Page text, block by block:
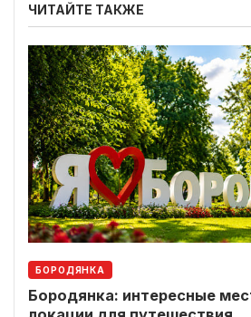
ЧИТАЙТЕ ТАКЖЕ
БОРОДЯНКА
Бородянка: интересные